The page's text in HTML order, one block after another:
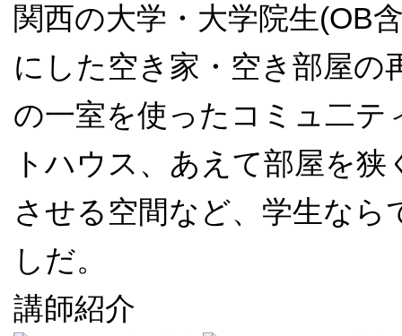
関西の大学・大学院生(OB
にした空き家・空き部屋の
の一室を使ったコミュ二
トハウス、あえて部屋を
させる空間など、学生なら
しだ。
講師紹介